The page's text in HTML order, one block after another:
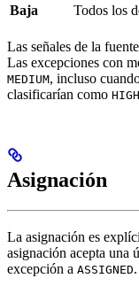
Baja
Todos los
Las señales de la
Las excepciones con
MEDIUM, incluso
clasificarían como HIGH
Asignación
La asignación es
asignación acepta una
excepción a ASSIGNED.